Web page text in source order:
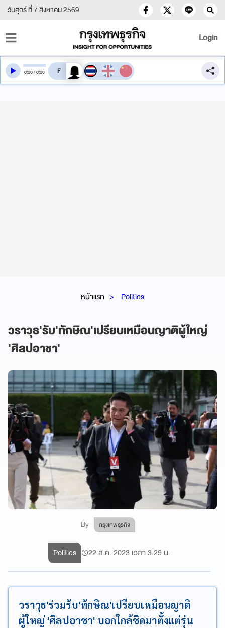
วันศุกร์ ที่ 7 สิงหาคม 2569
Login
หน้าแรก Politics
วราวุธ'รับ'ทักษิณ'เปรียบเหมือนญาติผู้ใหญ่
'ศิลปอาชา'
By กรุงเทพธุรกิจ
0:00/0:00 สลับเสียงอ่าน
Politics 22 ส.ค. 2023 เวลา 3:29 น.
วราวุธ'ร่วมรับ'ทักษิณ'เปรียบเหมือนญาติ
ผู้ใหญ่ 'ศิลปอาชา' บอกใกล้ชิดมาตั้งแต่รุ่น